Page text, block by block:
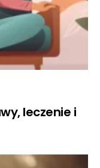
leczenie i